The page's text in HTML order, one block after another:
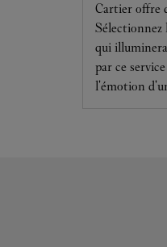
Cartier offre
Sélectionnez
qui
par ce
l'émotion